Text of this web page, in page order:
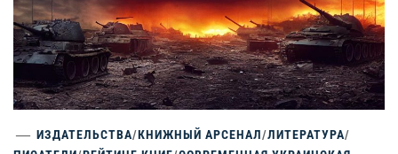
ИЗДАТЕЛЬСТВА/КНИЖНЫЙ АРСЕНАЛ/ЛИТЕРАТУРА/